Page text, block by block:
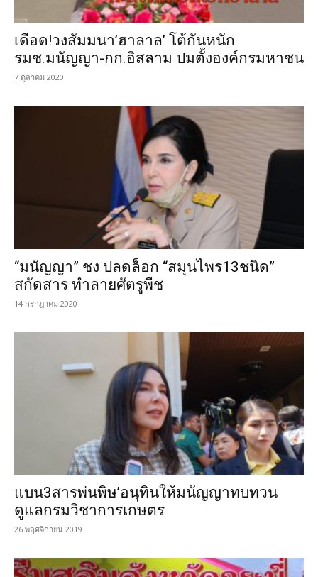
เดือด!วงสัมมนา’ฮาลาล’ โต้กันหนัก
รมช.มนัญญา-กก.อิสลาม ปมตั้งองค์กรมหาชน
7 ตุลาคม 2020
“มนัญญา” ชง ปลดล็อก “สมุนไพร13ชนิด”
สกัดสาร ทำลายศัตรูพืช
14 กรกฎาคม 2020
แบน3สารพ่นพิษ’อนุทินให้มนัญญาทบทวน
ดูแลกรมวิชาการเกษตร
26 พฤศจิกายน 2019